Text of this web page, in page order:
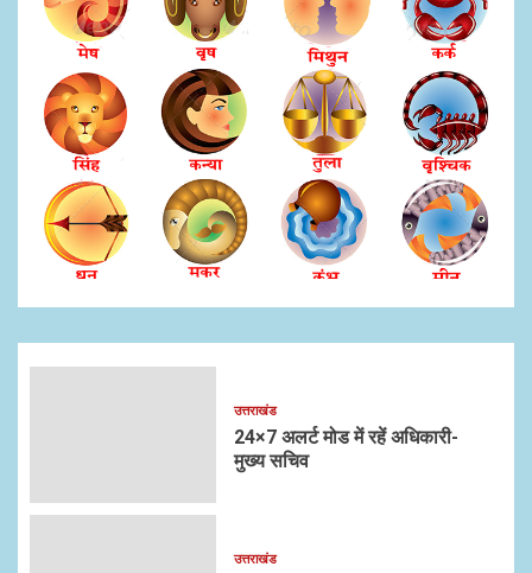
उत्तराखंड
24×7 अलर्ट मोड में रहें अधिकारी-
मुख्य सचिव
उत्तराखंड